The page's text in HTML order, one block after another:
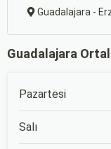
Guadalajara -
Guadalajara
Pazartesi
Salı